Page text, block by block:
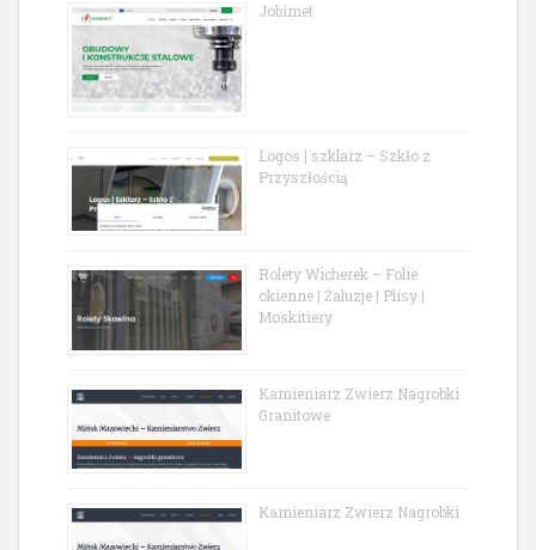
Jobimet
Logos | szklarz – Szkło z
Przyszłością
Rolety Wicherek – Folie
okienne | Żaluzje | Plisy |
Moskitiery
Kamieniarz Zwierz Nagrobki
Granitowe
Kamieniarz Zwierz Nagrobki